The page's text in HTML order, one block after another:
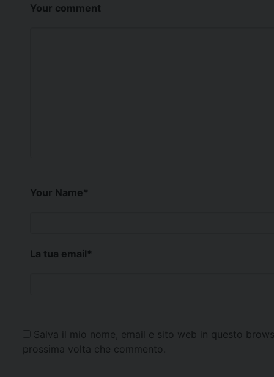
Your comment
Your Name*
La tua email*
Salva il mio nome, email e sito web in questo
prossima volta che commento.